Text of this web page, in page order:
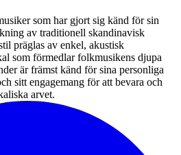
som har gjort sig känd för sin
av traditionell skandinavisk
präglas av enkel, akustisk
som förmedlar folkmusikens djupa
är främst känd för sina personliga
sitt engagemang för att bevara och
arvet.